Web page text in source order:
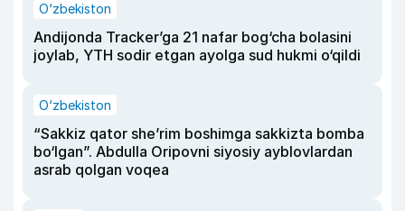
O‘zbekiston
Andijonda Tracker’ga 21 nafar bog‘cha bolasini
joylab, YTH sodir etgan ayolga sud hukmi o‘qildi
O‘zbekiston
“Sakkiz qator she’rim boshimga sakkizta bomba
bo‘lgan”. Abdulla Oripovni siyosiy ayblovlardan
asrab qolgan voqea